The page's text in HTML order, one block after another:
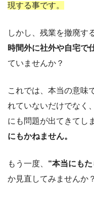
現する事です。
しかし、残業を撤廃す
時間外に社外や自宅で
ていませんか？
これでは、本当の意味
れていないだけでなく
にも問題が出てきてし
にもかねません。
もう一度、 “本当にも
か見直してみませんか？